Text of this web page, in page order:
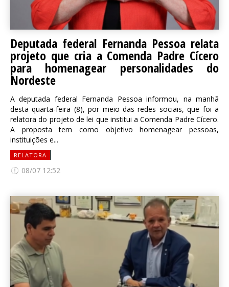
Deputada federal Fernanda Pessoa relata
projeto que cria a Comenda Padre Cícero
para homenagear personalidades do
Nordeste
A deputada federal Fernanda Pessoa informou, na manhã
desta quarta-feira (8), por meio das redes sociais, que foi a
relatora do projeto de lei que institui a Comenda Padre Cícero.
A proposta tem como objetivo homenagear pessoas,
instituições e...
RELATORA
08/07 12:52